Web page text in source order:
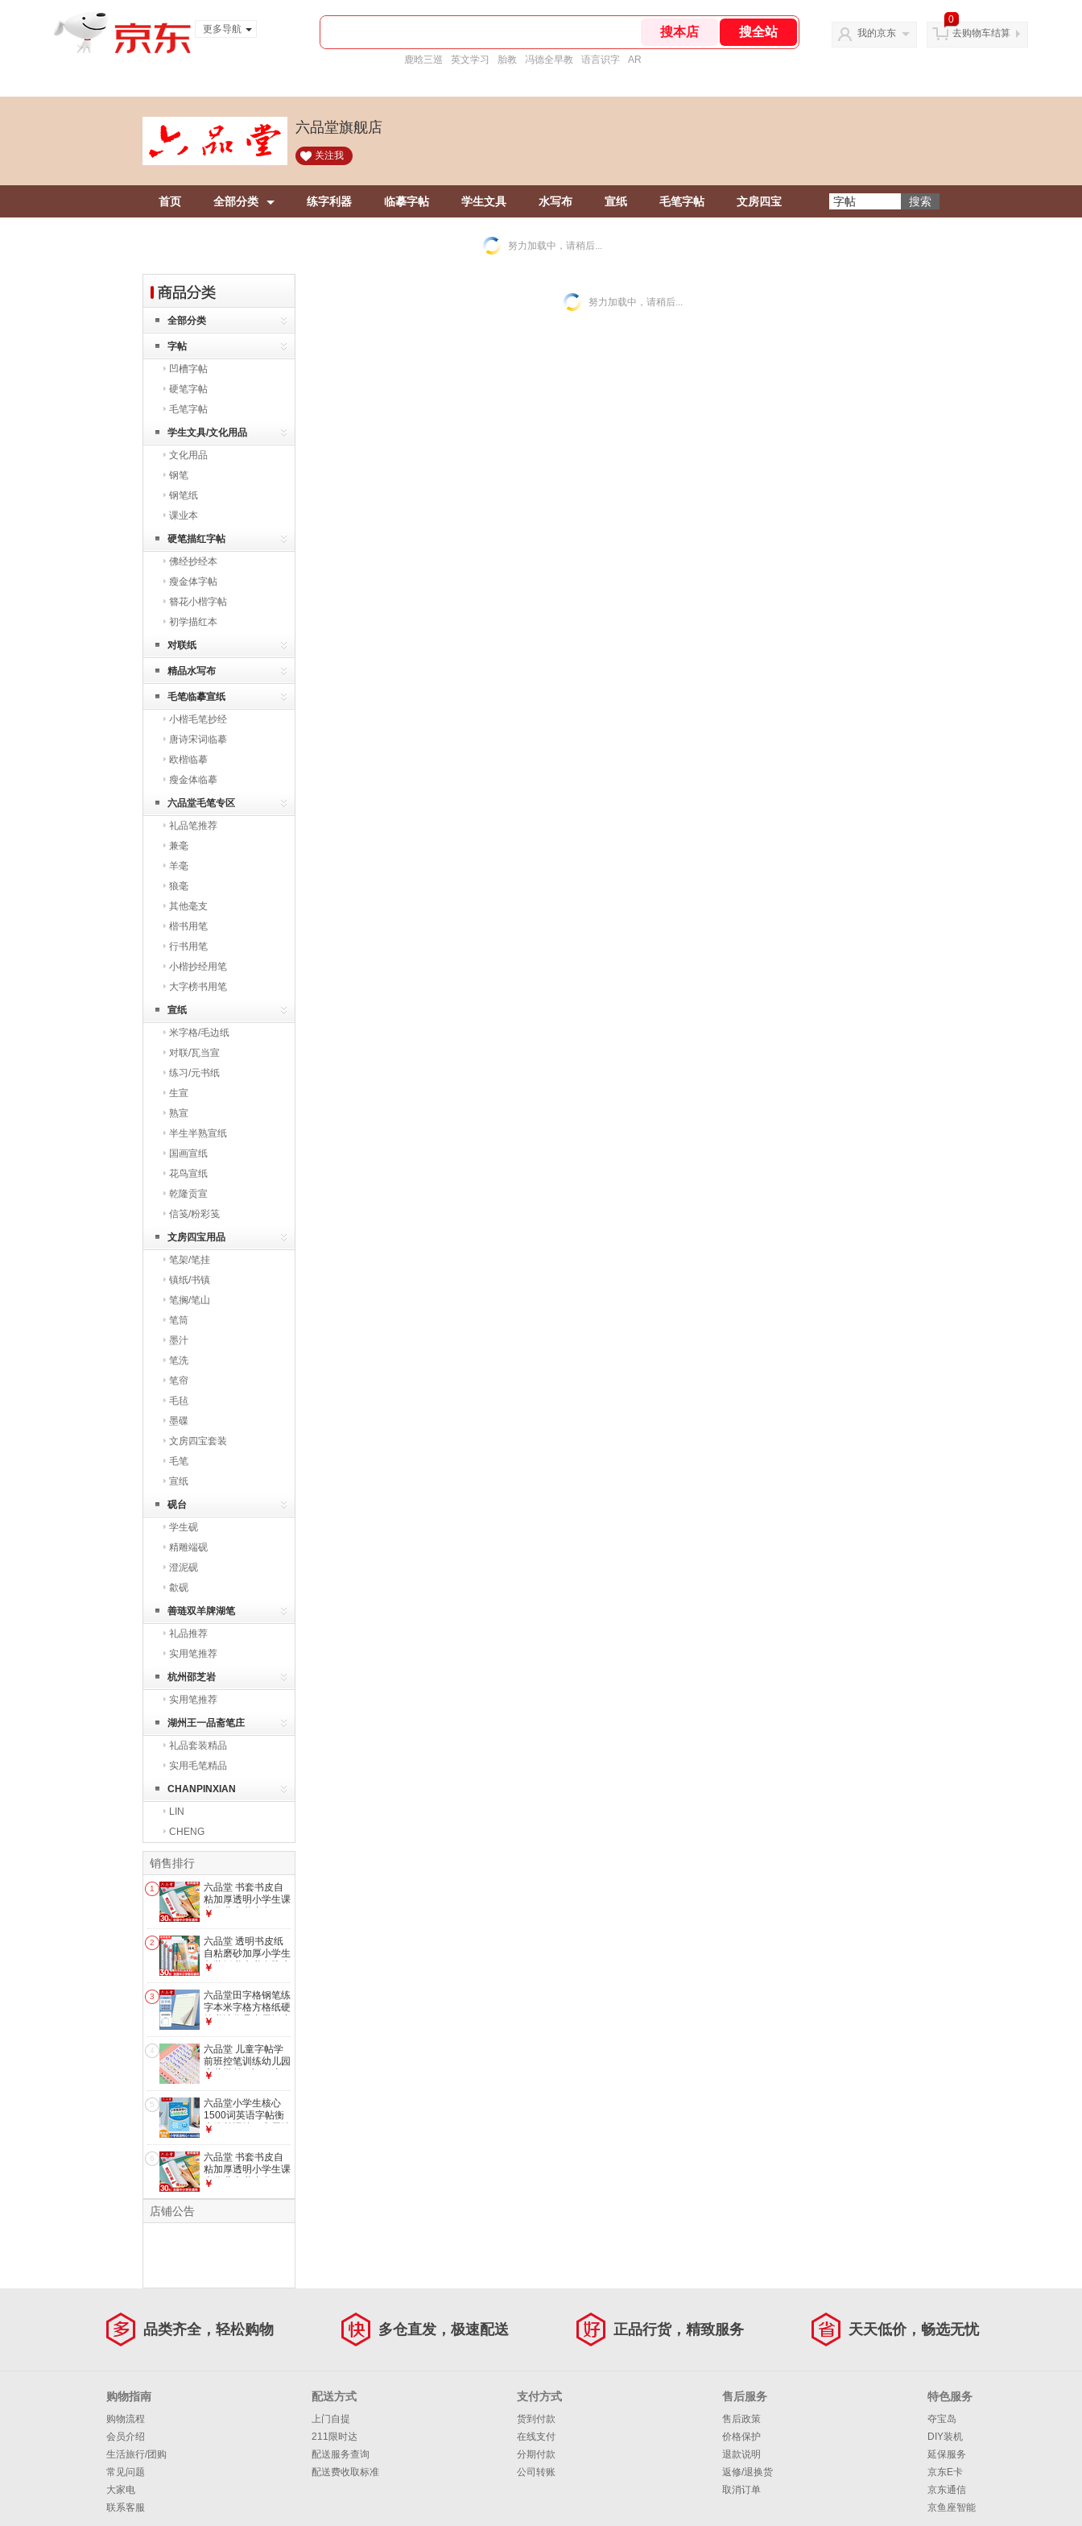
更多导航
鹿晗三巡 英文学习 胎教 冯德全早教 语言识字 AR
我的京东
0
去购物车结算
六品堂旗舰店
关注我
首页 全部分类 练字利器 临摹字帖 学生文具 水写布 宣纸 毛笔字帖 文房四宝
努力加载中，请稍后...
全部分类
字帖
凹槽字帖
硬笔字帖
毛笔字帖
学生文具/文化用品
文化用品
钢笔
钢笔纸
课业本
硬笔描红字帖
佛经抄经本
瘦金体字帖
簪花小楷字帖
初学描红本
对联纸
精品水写布
毛笔临摹宣纸
小楷毛笔抄经
唐诗宋词临摹
欧楷临摹
瘦金体临摹
六品堂毛笔专区
礼品笔推荐
兼毫
羊毫
狼毫
其他毫支
楷书用笔
行书用笔
小楷抄经用笔
大字榜书用笔
宣纸
米字格/毛边纸
对联/瓦当宣
练习/元书纸
生宣
熟宣
半生半熟宣纸
国画宣纸
花鸟宣纸
乾隆贡宣
信笺/粉彩笺
文房四宝用品
笔架/笔挂
镇纸/书镇
笔搁/笔山
笔筒
墨汁
笔洗
笔帘
毛毡
墨碟
文房四宝套装
毛笔
宣纸
砚台
学生砚
精雕端砚
澄泥砚
歙砚
善琏双羊牌湖笔
礼品推荐
实用笔推荐
杭州邵芝岩
实用笔推荐
湖州王一品斋笔庄
礼品套装精品
实用毛笔精品
CHANPINXIAN
LIN
CHENG
销售排行
1
六品堂 书套书皮自
粘加厚透明小学生课
本作业本书皮套A4
级二三四五年级上册
书本 【开学推荐】
大号10中号10小号
￥
2
六品堂 透明书皮纸
自粘磨砂加厚小学生
包装纸书壳书套防水
书皮包书膜 开学季
推荐【大10中10小
10】+40枚姓名贴
￥
3
六品堂田字格钢笔练
字本米字格方格纸硬
笔书法作品专用纸小
速成书写纸 绿色田
字格【爱护视力】 1
本
￥
4
六品堂 儿童字帖学
前班控笔训练幼儿园
启蒙学前3岁456初
帖幼儿小学生数字练
习册描红 数字1-100
￥
5
六品堂小学生核心
1500词英语字帖衡
水体单词练习专用练
练小学三四五六年级
描红写字 小学英语
核心1500词汇【40
页/1本】
￥
6
六品堂 书套书皮自
粘加厚透明小学生课
本作业本书皮套A4
￥
店铺公告
努力加载中，请稍后...
品类齐全，轻松购物 多仓直发，极速配送 正品行货，精致服务 天天低价，畅选无忧
购物指南
购物流程
会员介绍
生活旅行/团购
常见问题
大家电
联系客服
配送方式
上门自提
211限时达
配送服务查询
配送费收取标准
支付方式
货到付款
在线支付
分期付款
公司转账
售后服务
售后政策
价格保护
退款说明
返修/退换货
取消订单
特色服务
夺宝岛
DIY装机
延保服务
京东E卡
京东通信
京鱼座智能